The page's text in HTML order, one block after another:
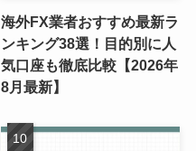
海外FX業者おすすめ最新ラ
ンキング38選！目的別に人
気口座も徹底比較【2026年
8月最新】